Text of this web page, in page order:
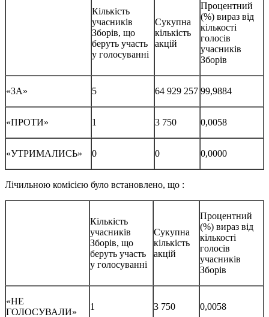
Кількість
учасників
Зборів, що
беруть участь
у голосуванні
Сукупна
кількість
акцій
Процентний
(%) вираз від
кількості
голосів
учасників
Зборів
«ЗА» 5 64 929 257 99,9884
«ПРОТИ» 1 3 750 0,0058
«УТРИМАЛИСЬ» 0 0 0,0000
Лічильною комісією було встановлено, що :
Кількість
учасників
Зборів, що
беруть участь
у голосуванні
Сукупна
кількість
акцій
Процентний
(%) вираз від
кількості
голосів
учасників
Зборів
«НЕ
ГОЛОСУВАЛИ»
1 3 750 0,0058